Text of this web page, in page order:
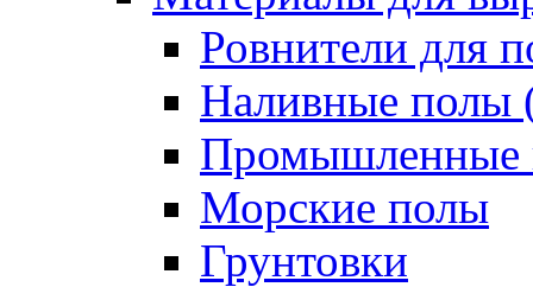
Ровнители для
Наливные полы
Промышленные
Морские полы
Грунтовки